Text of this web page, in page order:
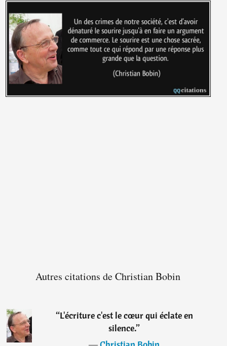
Autres citations de Christian Bobin
“L'écriture c'est le cœur qui éclate en
silence.”